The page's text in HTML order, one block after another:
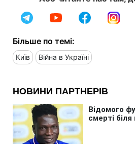
Більше по темі:
Київ Війна в Україні